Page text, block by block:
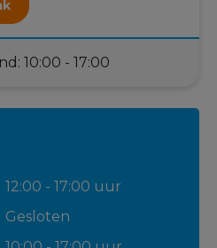
10:00 - 17:00
12:00 - 17:00 uur
Gesloten